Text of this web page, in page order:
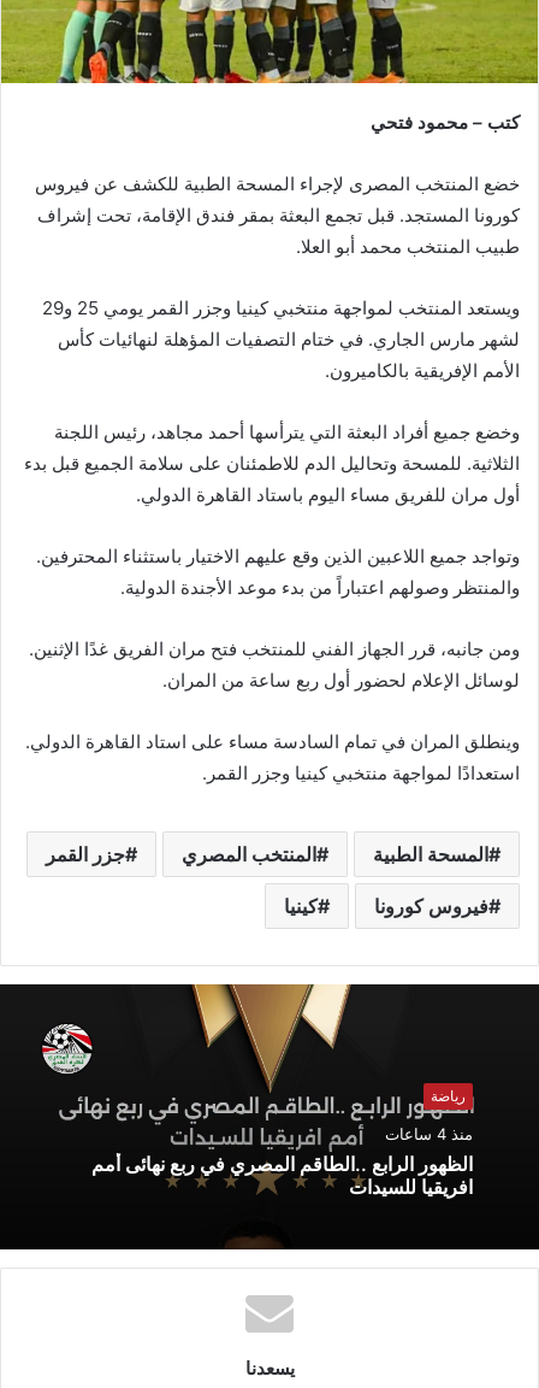
كتب – محمود فتحي
خضع المنتخب المصرى لإجراء المسحة الطبية للكشف عن فيروس
كورونا المستجد. قبل تجمع البعثة بمقر فندق الإقامة، تحت إشراف
طبيب المنتخب محمد أبو العلا.
ويستعد المنتخب لمواجهة منتخبي كينيا وجزر القمر يومي 25 و29
لشهر مارس الجاري. في ختام التصفيات المؤهلة لنهائيات كأس
الأمم الإفريقية بالكاميرون.
وخضع جميع أفراد البعثة التي يترأسها أحمد مجاهد، رئيس اللجنة
الثلاثية. للمسحة وتحاليل الدم للاطمئنان على سلامة الجميع قبل بدء
أول مران للفريق مساء اليوم باستاد القاهرة الدولي.
وتواجد جميع اللاعبين الذين وقع عليهم الاختيار باستثناء المحترفين.
والمنتظر وصولهم اعتباراً من بدء موعد الأجندة الدولية.
ومن جانبه، قرر الجهاز الفني للمنتخب فتح مران الفريق غدًا الإثنين.
لوسائل الإعلام لحضور أول ربع ساعة من المران.
وينطلق المران في تمام السادسة مساء على استاد القاهرة الدولي.
استعدادًا لمواجهة منتخبي كينيا وجزر القمر.
المسحة الطبية المنتخب المصري جزر القمر
فيروس كورونا كينيا
رياضة
منذ 4 ساعات
الظهور الرابع ..الطاقم المصري في ربع نهائى أمم
افريقيا للسيدات
يسعدنا